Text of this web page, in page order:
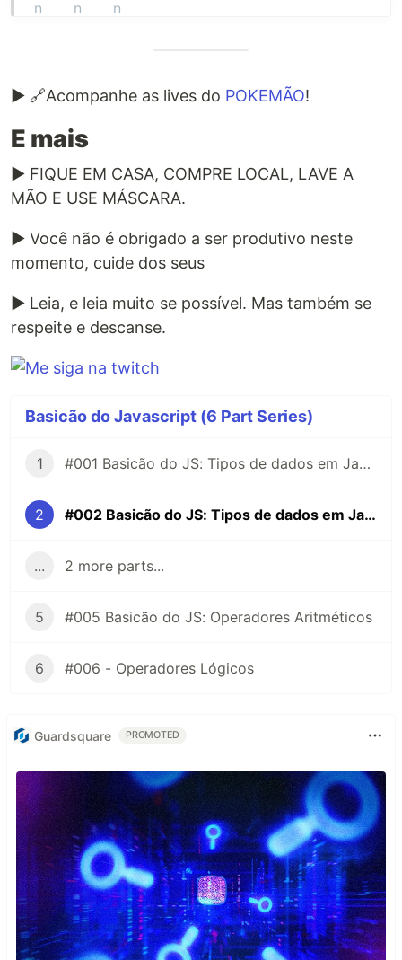
▶ 🔗Acompanhe as lives do POKEMÃO!
E mais
▶ FIQUE EM CASA, COMPRE LOCAL, LAVE A
MÃO E USE MÁSCARA.
▶ Você não é obrigado a ser produtivo neste
momento, cuide dos seus
▶ Leia, e leia muito se possível. Mas também se
respeite e descanse.
Basicão do Javascript (6 Part Series)
1 #001 Basicão do JS: Tipos de dados em Javascript - parte 1: Primitivos
2 #002 Basicão do JS: Tipos de dados em Javascript - parte 2: Objects
... 2 more parts...
5 #005 Basicão do JS: Operadores Aritméticos
6 #006 - Operadores Lógicos
Guardsquare PROMOTED